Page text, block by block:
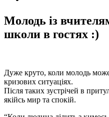
Молодь із
школи в гостях :)
Дуже круто, коли молодь
кризових ситуаціях.
Після таких зустрічей в
якійсь мир та спокій.